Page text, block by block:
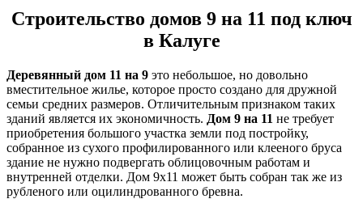
Строительство домов 9 на 11 под ключ
в Калуге
Деревянный дом 11 на 9 это небольшое, но довольно
вместительное жилье, которое просто создано для дружной
семьи средних размеров. Отличительным признаком таких
зданий является их экономичность. Дом 9 на 11 не требует
приобретения большого участка земли под постройку,
собранное из сухого профилированного или клееного бруса
здание не нужно подвергать облицовочным работам и
внутренней отделки. Дом 9х11 может быть собран так же из
рубленого или оцилиндрованного бревна.